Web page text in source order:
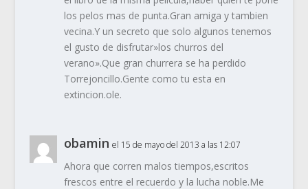
los pelos mas de punta.Gran amiga y tambien
vecina.Y un secreto que solo algunos tenemos
el gusto de disfrutar»los churros del
verano».Que gran churrera se ha perdido
Torrejoncillo.Gente como tu esta en
extincion.ole.
obamin el 15 de mayo del 2013 a las 12:07
Ahora que corren malos tiempos,escritos
frescos entre el recuerdo y la lucha noble.Me